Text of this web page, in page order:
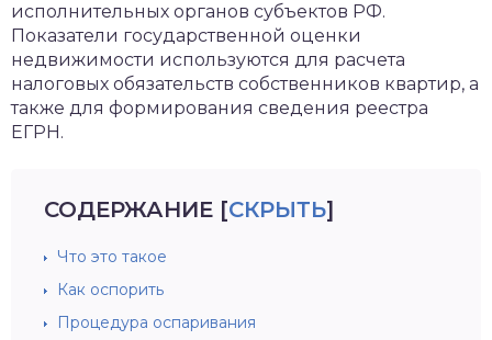
исполнительных органов субъектов РФ.
Показатели государственной оценки
недвижимости используются для расчета
налоговых обязательств собственников квартир, а
также для формирования сведения реестра
ЕГРН.
СОДЕРЖАНИЕ [СКРЫТЬ]
Что это такое
Как оспорить
Процедура оспаривания